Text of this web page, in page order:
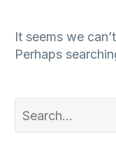
It seems we
Perhaps